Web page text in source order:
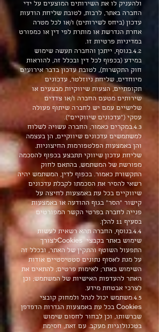
ולהעניק לו את השירותים המוצעים על ידי
החברה באתר, לרבות, לטובת שליחת הודעות
עדכון (ביחס לשירותים) ו/או לכל מטרה
אחרת הנדרשת או מותרת לפי דין או כמפורט
במדיניות פרטיות זו.
4.2.בנוסף, ייתכן והחברה תעשה שימוש
במידע (בכפוף לכל דין ובכלל זה, להוראות
חוק התקשרות), לטובת עדכון בדבר אירועים
מיוחדים, שליחת ניוזלטר, עדכונים
תקופתיים, הצעות שיווקיות מבצעים או
שירותים מטעם החברה ו/או צדדים
שלישיים עמם יש לחברה שיתוף פעולה
עסקי ("עדכונים שיווקיים").
4.3.במקרים כאמור, החברה עשויה לשלוח
למשתמשים עדכונים שיווקיים, הן בעצמה
והן באמצעות הפלטפורמות החיצוניות.
שליחת עדכון שיווקי תתבצע בכפוף להסכמה
מפורשת של המשתמש, בהתאם לחוק
התקשורת כאמור. בכפוף לדין, המשתמש יהיה
רשאי להסיר את הסכמתו לקבלת עדכונים
שיווקיים בכל עת באמצעות לחיצה על
קישור "הסר" בגוף ההודעה או באמצעות
פנייה לחברה בפרטי הקשר המפורטים
בסעיף 11 להלן.
4.4.בנוסף, החברה תהא רשאית לעשות
שימוש באתר בקבצי Cookiesלצורך
התפעול השוטף והתקין של האתר, ובכלל זה
על מנת לאסוף נתונים סטטיסטיים אודות
השימוש באתר; לאימות פרטים; להתאים את
האתר להעדפות האישיות של המשתמש; וכן
לצרכי אבטחת מידע.
4.5.משתמש יכול לנהל ולמחוק קובצי
Cookies בכל עת באמצעות הגדרות הדפדפן
שברשותו, וכן לבחור לחסום שימוש
בטכנולוגיות מעקב. עם זאת, חסימת